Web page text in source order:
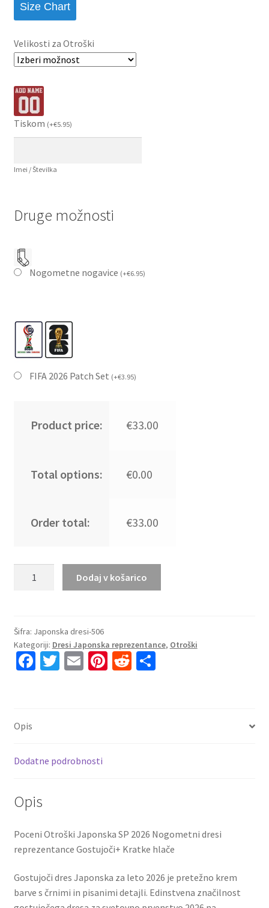
Size Chart
Velikosti za Otroški
Tiskom (+€5.95)
Imei / Številka
Druge možnosti
Nogometne nogavice (+€6.95)
FIFA 2026 Patch Set (+€3.95)
Product price: €33.00
Total options: €0.00
Order total: €33.00
SP
2026
Nogometni
Gostujoči
Dodaj v košarico
Šifra: Japonska dresi-506
Kategoriji: Dresi Japonska reprezentance, Otroški
Fa
k
T E Pi R S
Opis
Dodatne podrobnosti
Opis
Poceni Otroški Japonska SP 2026 Nogometni dresi
reprezentance Gostujoči+ Kratke hlače
Gostujoči dres Japonska za leto 2026 je pretežno krem ​​
barve s črnimi in pisanimi detajli. Edinstvena značilnost